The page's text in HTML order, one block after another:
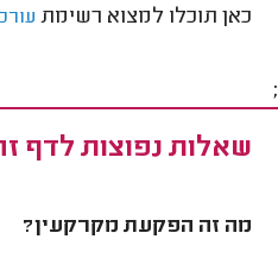
כאן תוכלו למצוא רשימת
;
שאלות נפוצות לדף
מה זה הפקעת מקרקעין?